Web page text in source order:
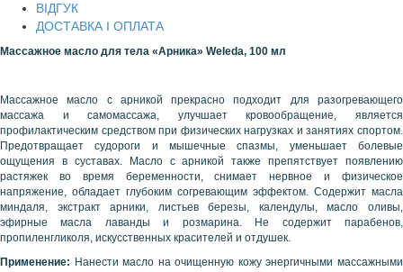
ВІДГУК
ДОСТАВКА І ОПЛАТА
Массажное масло для тела «Арника» Weleda, 100 мл
Массажное масло с арникой прекрасно подходит для разогревающего
массажа и самомассажа, улучшает кровообращение, является
профилактическим средством при физических нагрузках и занятиях спортом.
Предотвращает судороги и мышечные спазмы, уменьшает болевые
ощущения в суставах. Масло с арникой также препятствует появлению
растяжек во время беременности, снимает нервное и физическое
напряжение, обладает глубоким согревающим эффектом. Содержит масла
миндаля, экстракт арники, листьев березы, календулы, масло оливы,
эфирные масла лаванды и розмарина. Не содержит парабенов,
пропиленгликоля, искусственных красителей и отдушек.
Применение: Нанести масло на очищенную кожу энергичными массажными